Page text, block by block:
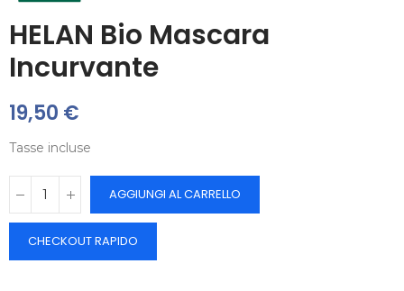
HELAN Bio Mascara
Incurvante
19,50 €
Tasse incluse
AGGIUNGI AL CARRELLO
CHECKOUT RAPIDO